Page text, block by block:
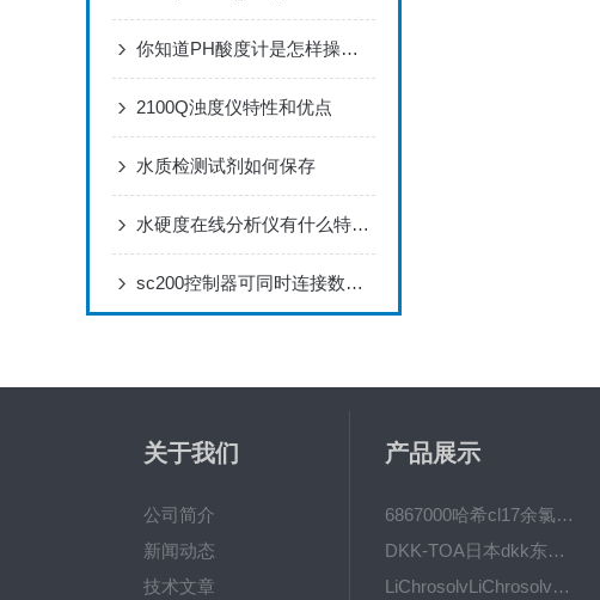
你知道PH酸度计是怎样操作的吗？
2100Q浊度仪特性和优点
水质检测试剂如何保存
水硬度在线分析仪有什么特点？作用是什么？
sc200控制器可同时连接数字和模拟传感器
关于我们
公司简介
新闻动态
技术文章
产品展示
6867000哈希cl17余氯分析仪色度计模块、哈希cl17比色池现货
DKK-TOA日本dkk东亚电波水质仪器电极耗材
LiChrosolvLiChrosolv®HPLC色谱纯溶剂